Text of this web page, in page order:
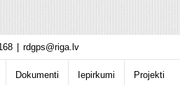
rdgps@riga.lv
Dokumenti Iepirkumi Projekti